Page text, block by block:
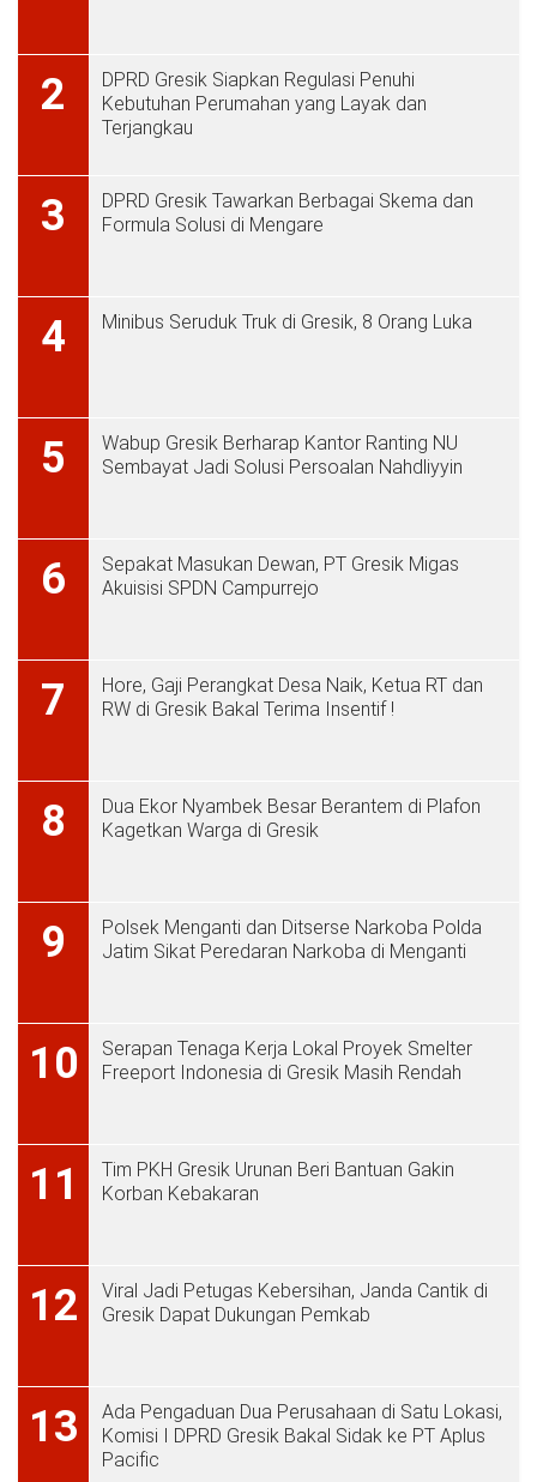
2
DPRD Gresik Siapkan Regulasi Penuhi
Kebutuhan Perumahan yang Layak dan
Terjangkau
3
DPRD Gresik Tawarkan Berbagai Skema dan
Formula Solusi di Mengare
4 Minibus Seruduk Truk di Gresik, 8 Orang Luka
5
Wabup Gresik Berharap Kantor Ranting NU
Sembayat Jadi Solusi Persoalan Nahdliyyin
6
Sepakat Masukan Dewan, PT Gresik Migas
Akuisisi SPDN Campurrejo
7
Hore, Gaji Perangkat Desa Naik, Ketua RT dan
RW di Gresik Bakal Terima Insentif !
8
Dua Ekor Nyambek Besar Berantem di Plafon
Kagetkan Warga di Gresik
9
Polsek Menganti dan Ditserse Narkoba Polda
Jatim Sikat Peredaran Narkoba di Menganti
10
Serapan Tenaga Kerja Lokal Proyek Smelter
Freeport Indonesia di Gresik Masih Rendah
11
Tim PKH Gresik Urunan Beri Bantuan Gakin
Korban Kebakaran
12
Viral Jadi Petugas Kebersihan, Janda Cantik di
Gresik Dapat Dukungan Pemkab
13
Ada Pengaduan Dua Perusahaan di Satu Lokasi,
Komisi I DPRD Gresik Bakal Sidak ke PT Aplus
Pacific